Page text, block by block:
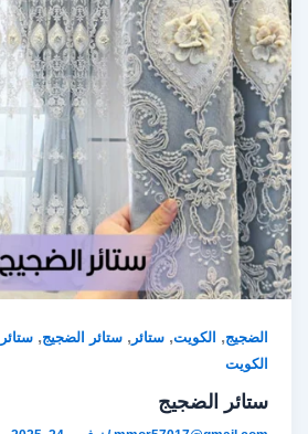
الضجيج,الكويت,ستائر,ستائر الضجيج,ستائر
الكويت
ستائر الضجيج